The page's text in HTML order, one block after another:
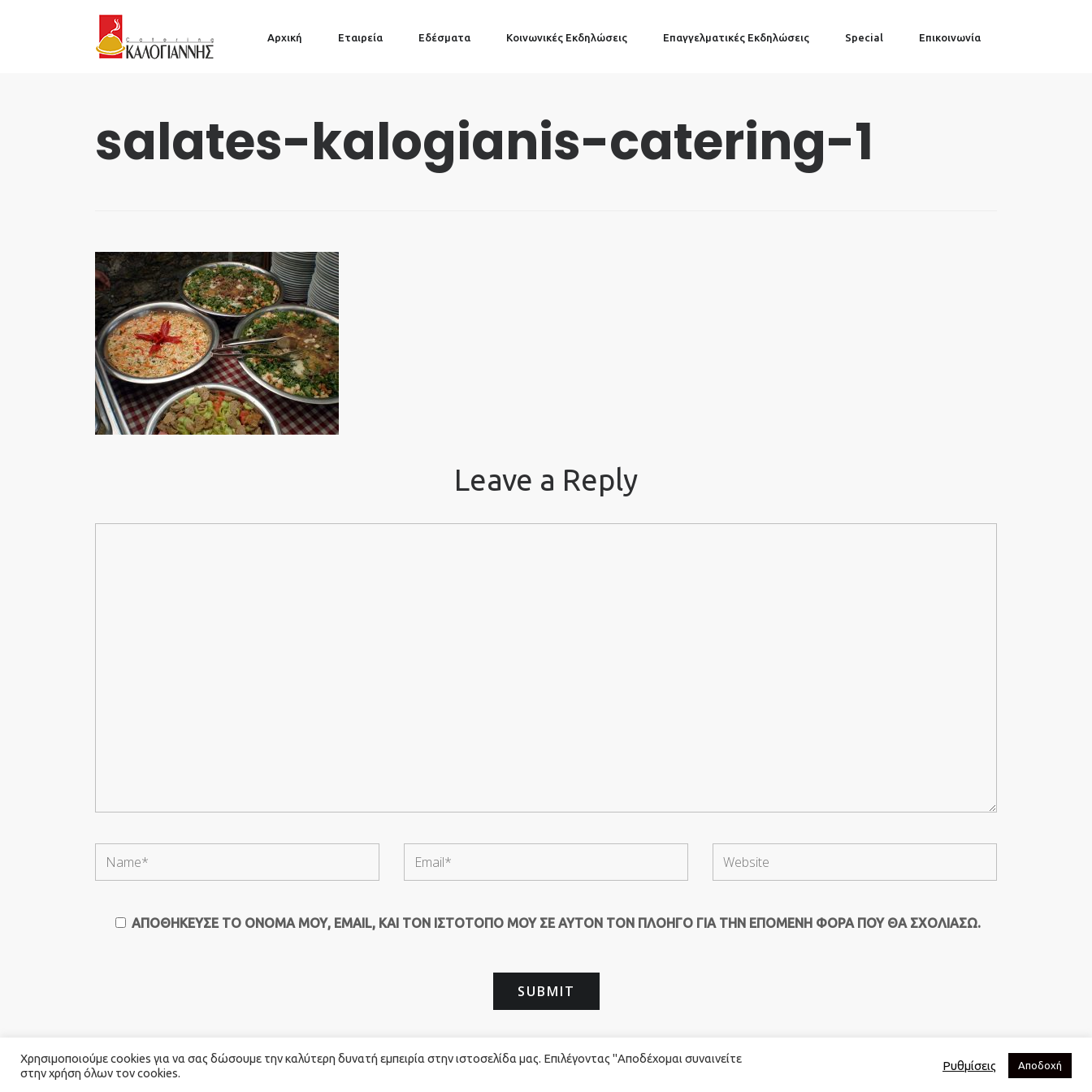
Αρχική Εταιρεία Εδέσματα Κοινωνικές Εκδηλώσεις Επαγγελματικές Εκδηλώσεις Special Επικοινωνία
salates-kalogianis-catering-1
Leave a Reply
ΑΠΟΘΉΚΕΥΣΕ ΤΟ ΌΝΟΜΆ ΜΟΥ, EMAIL, ΚΑΙ ΤΟΝ ΙΣΤΌΤΟΠΟ ΜΟΥ ΣΕ ΑΥΤΌΝ ΤΟΝ ΠΛΟΗΓΌ ΓΙΑ ΤΗΝ ΕΠΌΜΕΝΗ ΦΟΡΆ ΠΟΥ ΘΑ ΣΧΟΛΙΆΣΩ.
© 2026 Καλογιαννης Catering. All Rights Reserved. - Powered by
Χρησιμοποιούμε cookies για να σας δώσουμε την καλύτερη δυνατή εμπειρία στην ιστοσελίδα μας. Επιλέγοντας "Αποδέχομαι συναινείτε
στην χρήση όλων τον cookies.
Ρυθμίσεις Αποδοχή